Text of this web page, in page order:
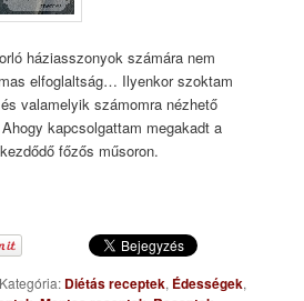
háziasszonyok számára nem
elfoglaltság… Ilyenkor szoktam
valamelyik számomra nézhető
kapcsolgattam megakadt a
főzős műsoron.
Kategória: Diétás receptek, Édességek,